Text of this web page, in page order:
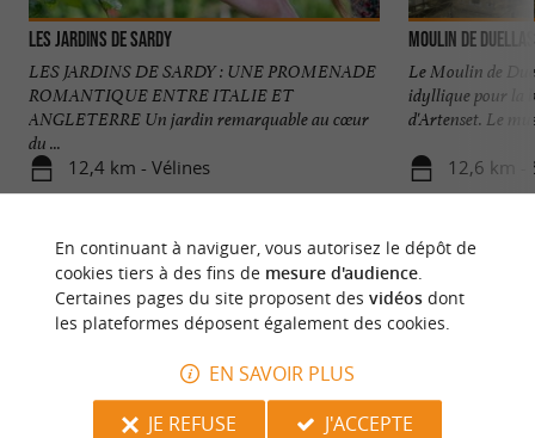
Les Jardins de Sardy
LES JARDINS DE SARDY : UNE PROMENADE
ROMANTIQUE ENTRE ITALIE ET
ANGLETERRE Un jardin remarquable au cœur
du ...
12,4 km - Vélines
Moulin de Duellas
Le Moulin de
idyllique pour la
d'Artenset. Le
12,6 km -
En continuant à naviguer, vous autorisez le dépôt de
cookies tiers à des fins de mesure d'audience.
Certaines pages du site proposent des vidéosdont
les plateformes déposent également des cookies.
EN SAVOIR PLUS
JE REFUSE
J'ACCEPTE